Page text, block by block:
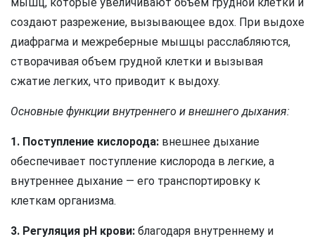
мышц, которые увеличивают объем грудной клетки и
создают разрежение, вызывающее вдох. При выдохе
диафрагма и межреберные мышцы расслабляются,
створачивая объем грудной клетки и вызывая
сжатие легких, что приводит к выдоху.
Основные функции внутреннего и внешнего дыхания:
1. Поступление кислорода: внешнее дыхание
обеспечивает поступление кислорода в легкие, а
внутреннее дыхание — его транспортировку к
клеткам организма.
3. Регуляция pH крови: благодаря внутреннему и